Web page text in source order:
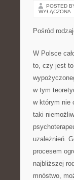
POSTED
WYŁĄCZONA
Pośród
W Polsce
to, czy jest
w tym
w którym nie
taki
uzależnień.
procesem
najbliższej
mnóstwo,